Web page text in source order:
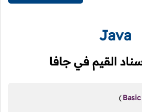
Java
القيم في جافا
)